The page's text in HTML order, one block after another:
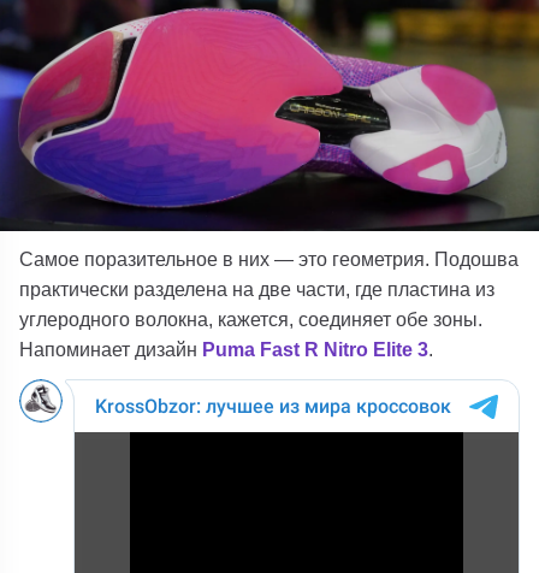
Самое поразительное в них — это геометрия. Подошва
практически разделена на две части, где пластина из
углеродного волокна, кажется, соединяет обе зоны.
Напоминает дизайн Puma Fast R Nitro Elite 3.